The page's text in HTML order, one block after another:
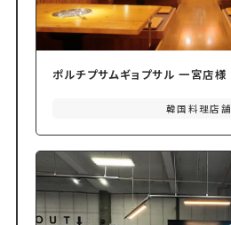
ポルチプサムギョプサル 一宮店様
韓国料理店舗